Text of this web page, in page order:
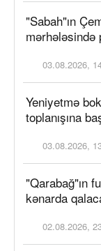
"Sabah"ın
03.08.2026,
Yeniyetmə
toplanışına
03.08.2026,
"Qarabağ"ın
kənarda
02.08.2026,